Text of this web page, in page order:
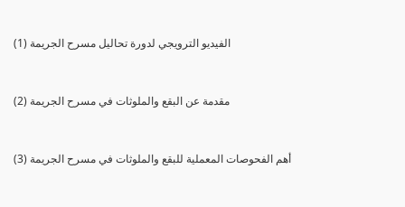
(1) الفيديو الترويجي لدورة تحاليل مسرح الجريمة
(2) مقدمة عن البقع والملوثات في مسرح الجريمة
(3) أهم الفحوصات المعملية للبقع والملوثات في مسرح الجريمة